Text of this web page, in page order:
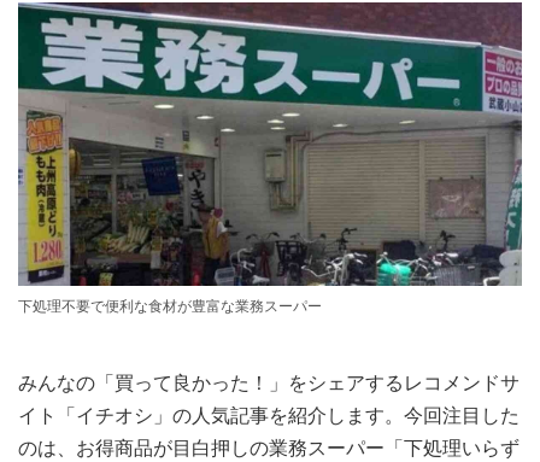
下処理不要で便利な食材が豊富な業務スーパー
みんなの「買って良かった！」をシェアするレコメンドサ
イト「イチオシ」の人気記事を紹介します。今回注目した
のは、お得商品が目白押しの業務スーパー「下処理いらず